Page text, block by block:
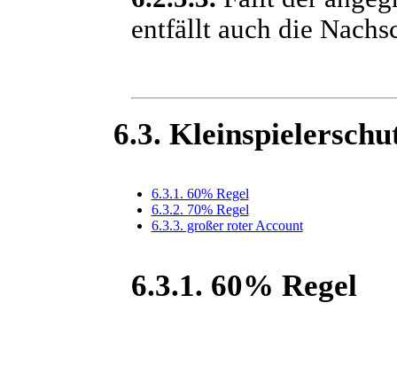
entfällt auch die
6.3.
6.3.1. 60% Regel
6.3.2. 70% Regel
6.3.3. großer roter Account
6.3.1. 60% Regel